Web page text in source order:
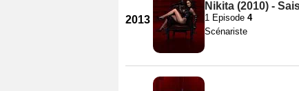
2013
Nikita (2010) -
1 Episode 4
Scénariste